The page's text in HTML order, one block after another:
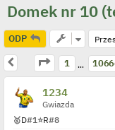
Domek nr 10
ODP
Strona
10667z
Poprzednia 1 …
1234
Gwiazda
🥇D#1⭐R#8